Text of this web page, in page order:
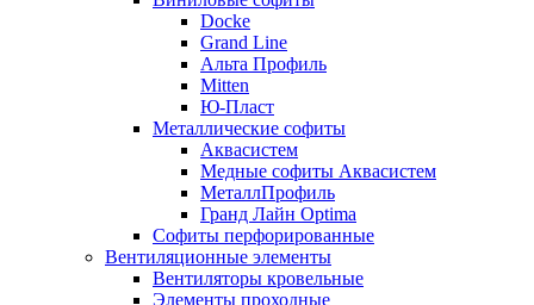
Docke
Grand Line
Альта Профиль
Mitten
Ю-Пласт
Металлические софиты
Аквасистем
Медные софиты Аквасистем
МеталлПрофиль
Гранд Лайн Optima
Софиты перфорированные
Вентиляционные элементы
Вентиляторы кровельные
Элементы проходные